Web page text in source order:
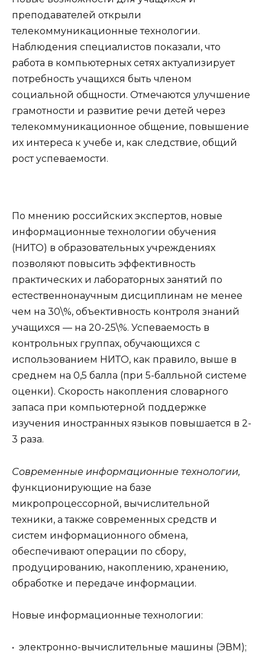
преподавателей открыли
телекоммуникационные технологии.
Наблюдения специалистов показали, что
работа в компьютерных сетях актуализирует
потребность учащихся быть членом
социальной общности. Отмечаются улучшение
грамотности и развитие речи детей через
телекоммуникационное общение, повышение
их интереса к учебе и, как следствие, общий
рост успеваемости.
По мнению российских экспертов, новые
информационные технологии обучения
(НИТО) в образовательных учреждениях
позволяют повысить эффективность
практических и лабораторных занятий по
естественнонаучным дисциплинам не менее
чем на 30\%, объективность контроля знаний
учащихся — на 20-25\%. Успеваемость в
контрольных группах, обучающихся с
использованием НИТО, как правило, выше в
среднем на 0,5 балла (при 5-балльной системе
оценки). Скорость накопления словарного
запаса при компьютерной поддержке
изучения иностранных языков повышается в 2-
3 раза.
Современные информационные технологии,
функционирующие на базе
микропроцессорной, вычислительной
техники, а также современных средств и
систем информационного обмена,
обеспечивают операции по сбору,
продуцированию, накоплению, хранению,
обработке и передаче информации.
Новые информационные технологии:
• электронно-вычислительные машины (ЭВМ);